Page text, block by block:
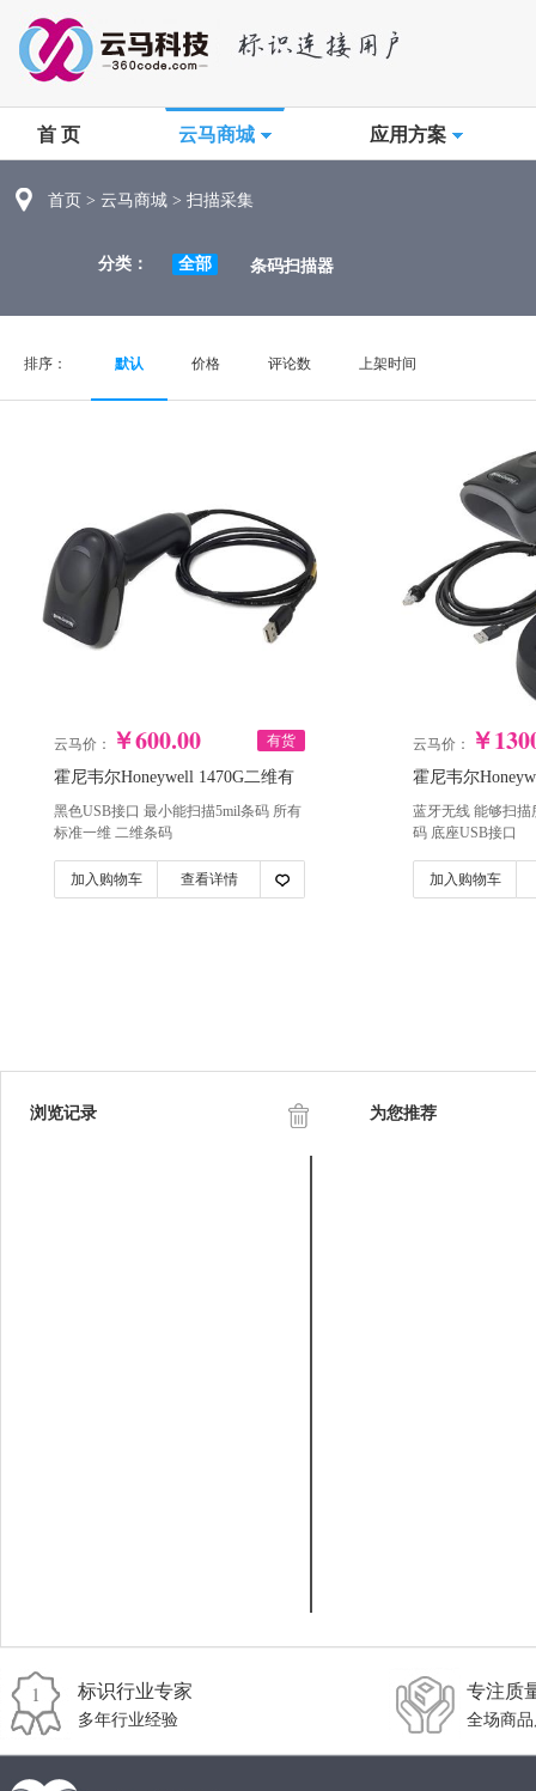
首 页 云马商城 应用方案
首页 > 云马商城 > 扫描采集
分类： 全部 条码扫描器
排序： 默认 价格 评论数 上架时间
有货
云马价： ￥600.00
霍尼韦尔Honeywell 1470G二维有
黑色USB接口 最小能扫描5mil条码 所有
标准一维 二维条码
加入购物车 查看详情
云马价： ￥
霍尼韦尔
蓝牙无线 能够扫
码 底座USB接口
加入购物车
浏览记录 为您推荐
标识行业专家
多年行业经验
专注质
全场商